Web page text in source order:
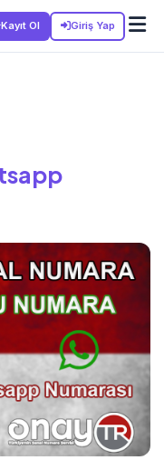
Kayıt Ol Giriş Yap